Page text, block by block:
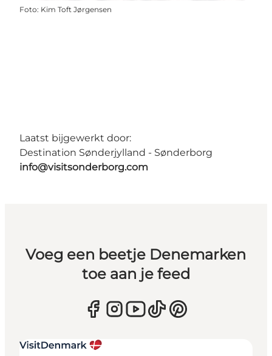
Foto: Kim Toft Jørgensen
Laatst bijgewerkt door:
Destination Sønderjylland - Sønderborg
info@visitsonderborg.com
Voeg een beetje Denemarken
toe aan je feed